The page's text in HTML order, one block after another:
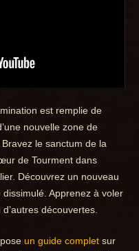
est remplie de
nouvelle zone de
le sanctum de la
de Tourment dans
Découvrez un nouveau
Apprenez à voler
découvertes.
un guide complet sur